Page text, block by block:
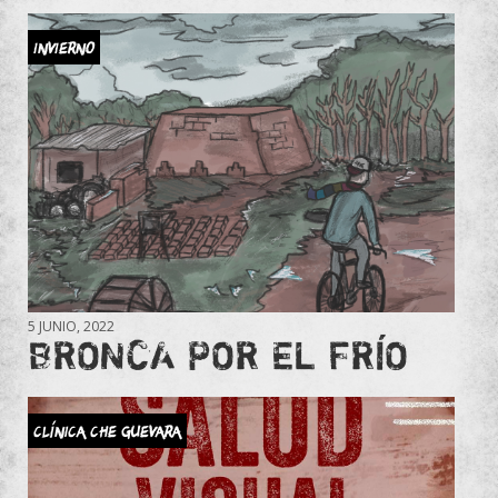
INVIERNO
5 JUNIO, 2022
BRONCA POR EL FRÍO
Clínica Che Guevara